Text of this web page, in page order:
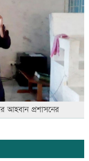
আহবান প্রশাসনের